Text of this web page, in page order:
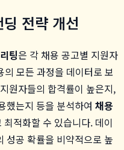
전략 개선
팅은 각 채용 공고별 지원자
모든 과정을 데이터로 보
원자들의 합격률이 높은지,
했는지 등을 분석하여 채용
적화할 수 있습니다. 데이
성공 확률을 비약적으로 높